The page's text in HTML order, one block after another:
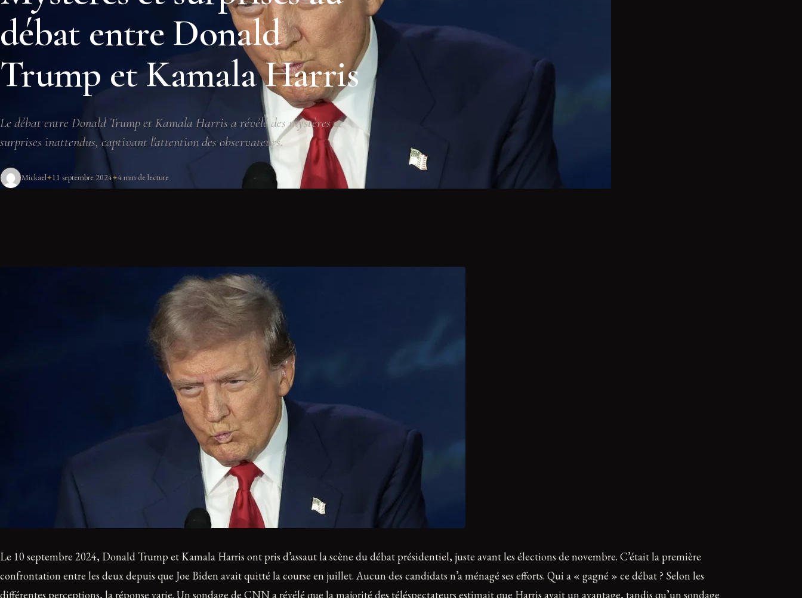
débat entre Donald
Trump et Kamala Harris
Le débat entre Donald Trump et Kamala Harris a révélé des mystères et
surprises inattendus, captivant l'attention des observateurs.
Mickael 11 septembre 2024 4 min de lecture
Le 10 septembre 2024, Donald Trump et Kamala Harris ont pris d’assaut la scène du débat présidentiel, juste avant les élections de novembre. C’était la première
confrontation entre les deux depuis que Joe Biden avait quitté la course en juillet. Aucun des candidats n’a ménagé ses efforts. Qui a « gagné » ce débat ? Selon les
différentes perceptions, la réponse varie. Un sondage de CNN a révélé que la majorité des téléspectateurs estimait que Harris avait un avantage, tandis qu’un sondage